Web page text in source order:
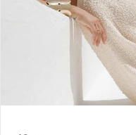
exigeantes et